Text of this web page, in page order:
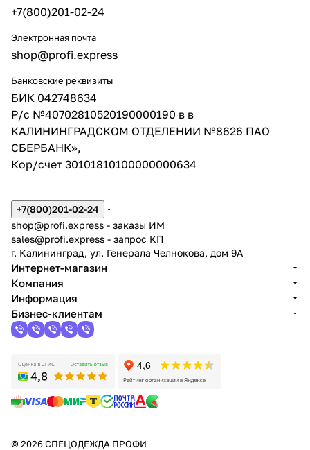
+7(800)201-02-24
Электронная почта
shop@profi.express
Банковские реквизиты
БИК 042748634
Р/с №40702810520190000190 в в
КАЛИНИНГРАДСКОМ ОТДЕЛЕНИИ №8626 ПАО
СБЕРБАНК»,
Кор/счет 30101810100000000634
+7(800)201-02-24
shop@profi.express - заказы ИМ
sales@profi.express - запрос КП
г. Калининград, ул. Генерала Челнокова, дом 9A
Интернет-магазин
Компания
Информация
Бизнес-клиентам
© 2026 СПЕЦОДЕЖДА ПРОФИ